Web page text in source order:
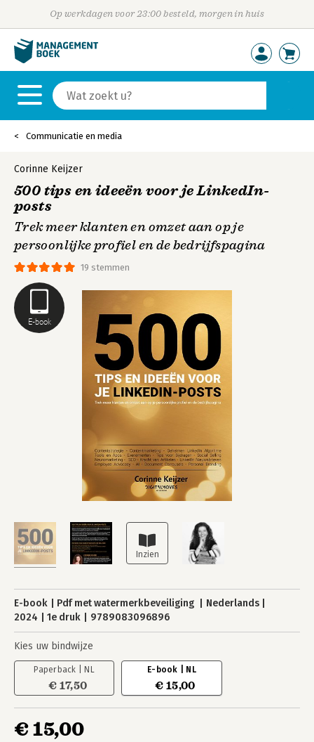
Op werkdagen voor 23:00 besteld, morgen in huis
Communicatie en media
E-book
19 stemmen
Corinne Keijzer
500 tips en ideeën voor je LinkedIn-
posts
Trek meer klanten en omzet aan op je
persoonlijke profiel en de bedrijfspagina
E-book Pdf met watermerkbeveiliging
Nederlands
2024
1e druk 9789083096896
Kies uw bindwijze
Paperback | NL
€ 17,50
E-book | NL
€ 15,00
€ 15,00